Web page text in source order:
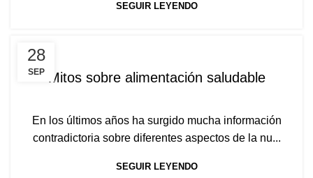
SEGUIR LEYENDO
28
SEP Mitos sobre alimentación saludable
En los últimos años ha surgido mucha información
contradictoria sobre diferentes aspectos de la nu...
SEGUIR LEYENDO